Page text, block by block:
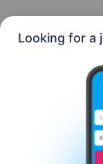
Looking for a